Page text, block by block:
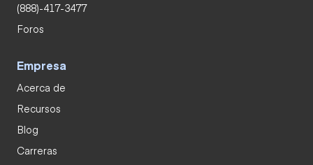
(888)-417-3477
Foros
Empresa
Acerca de
Recursos
Blog
Carreras